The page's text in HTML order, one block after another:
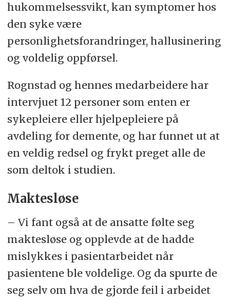
hukommelsessvikt, kan symptomer hos
den syke være
personlighetsforandringer, hallusinering
og voldelig oppførsel.
Rognstad og hennes medarbeidere har
intervjuet 12 personer som enten er
sykepleiere eller hjelpepleiere på
avdeling for demente, og har funnet ut at
en veldig redsel og frykt preget alle de
som deltok i studien.
Maktesløse
– Vi fant også at de ansatte følte seg
maktesløse og opplevde at de hadde
mislykkes i pasientarbeidet når
pasientene ble voldelige. Og da spurte de
seg selv om hva de gjorde feil i arbeidet